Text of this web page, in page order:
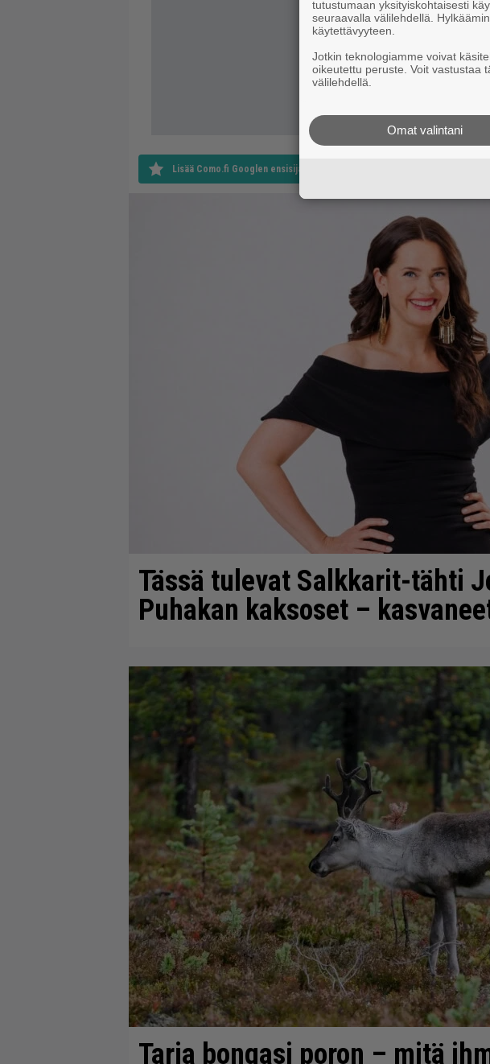
Lisää Como.fi Googlen ensisijaiseksi lähteeksi
Tässä tulevat Salkkarit-tähti
Puhakan kaksoset –
Tarja bongasi poron – mitä
tutustumaan yksityiskohtaisesti
seuraavalla välilehdellä.
käytettävyyteen.
Jotkin teknologiamme voivat
oikeutettu peruste. Voit vastustaa
välilehdellä.
Omat valintani